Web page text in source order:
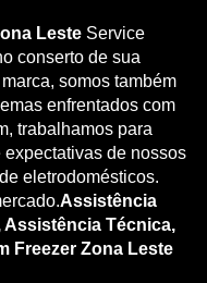
Leste Service
conserto de sua
somos também
enfrentados com
trabalhamos para
de nossos
eletrodomésticos.
Assistência
Técnica,
Freezer Zona Leste